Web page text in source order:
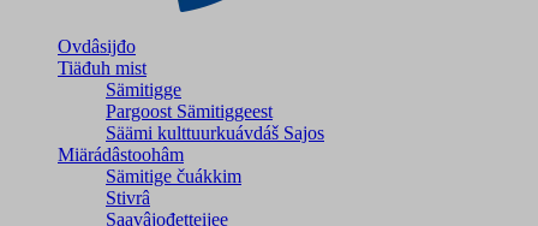
Ovdâsijđo
Tiäđuh mist
Sämitigge
Pargoost Sämitiggeest
Säämi kulttuurkuávdáš Sajos
Miärádâstoohâm
Sämitige čuákkim
Stivrâ
Saavâjođetteijee